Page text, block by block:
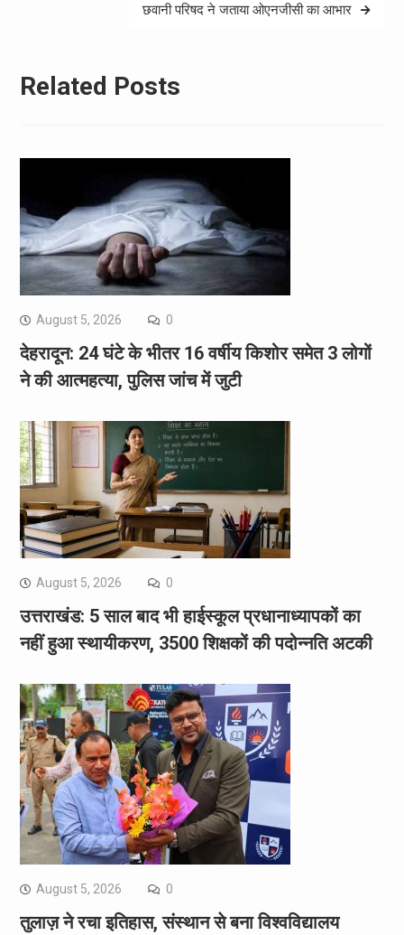
छवानी परिषद ने जताया ओएनजीसी का आभार
Related Posts
August 5, 2026 0
देहरादून: 24 घंटे के भीतर 16 वर्षीय किशोर समेत 3 लोगों
ने की आत्महत्या, पुलिस जांच में जुटी
August 5, 2026 0
उत्तराखंड: 5 साल बाद भी हाईस्कूल प्रधानाध्यापकों का
नहीं हुआ स्थायीकरण, 3500 शिक्षकों की पदोन्नति अटकी
August 5, 2026 0
तुलाज़ ने रचा इतिहास, संस्थान से बना विश्वविद्यालय